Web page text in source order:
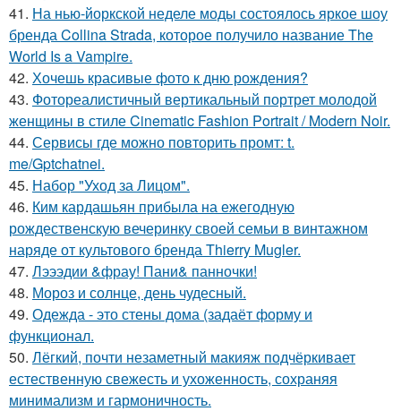
41. На нью-йоркской неделе моды состоялось яркое шоу
бренда Collina Strada, которое получило название The
World Is a Vampire.
42. Хочешь красивые фото к дню рождения?
43. Фотореалистичный вертикальный портрет молодой
женщины в стиле Cinematic Fashion Portrait / Modern Noir.
44. Сервисы где можно повторить промт: t.
me/Gptchatnei.
45. Набор "Уход за Лицом".
46. Ким кардашьян прибыла на ежегодную
рождественскую вечеринку своей семьи в винтажном
наряде от культового бренда Thierry Mugler.
47. Лэээдии &фрау! Пани& панночки!
48. Мороз и солнце, день чудесный.
49. Одежда - это стены дома (задаёт форму и
функционал.
50. Лёгкий, почти незаметный макияж подчёркивает
естественную свежесть и ухоженность, сохраняя
минимализм и гармоничность.